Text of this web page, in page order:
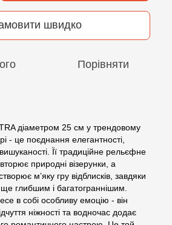
швидко
Порівняти
діаметром 25 см у трендовому
- це поєднання елегантності,
Її традиційне рельєфне
природні візерунки, а
м’яку гру відблисків, завдяки
ще глибшим і багатограннішим.
в собі особливу емоцію - він
ніжності та водночас додає